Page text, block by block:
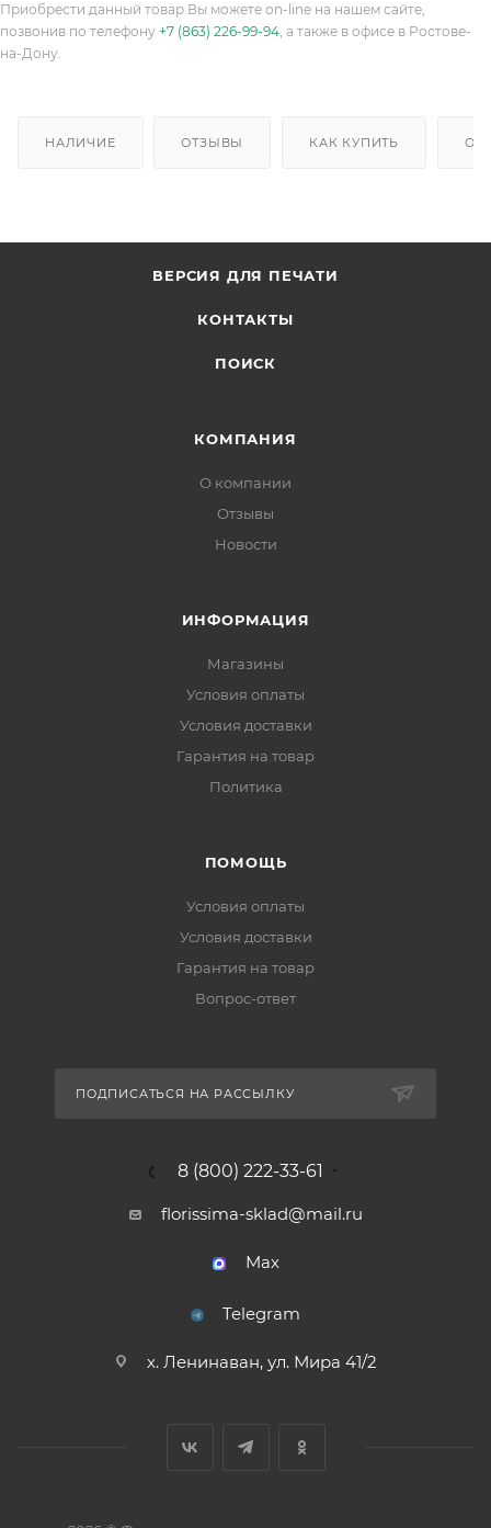
Приобрести данный товар Вы можете on-line на нашем сайте,
позвонив по телефону +7 (863) 226-99-94, а также в офисе в Ростове-
на-Дону.
НАЛИЧИЕ ОТЗЫВЫ КАК КУПИТЬ
ВЕРСИЯ ДЛЯ ПЕЧАТИ
КОНТАКТЫ
ПОИСК
КОМПАНИЯ
О компании
Отзывы
Новости
ИНФОРМАЦИЯ
Магазины
Условия оплаты
Условия доставки
Гарантия на товар
Политика
ПОМОЩЬ
Условия оплаты
Условия доставки
Гарантия на товар
Вопрос-ответ
ПОДПИСАТЬСЯ НА РАССЫЛКУ
8 (800) 222-33-61
florissima-sklad@mail.ru
Max
Telegram
х. Ленинаван, ул. Мира 41/2